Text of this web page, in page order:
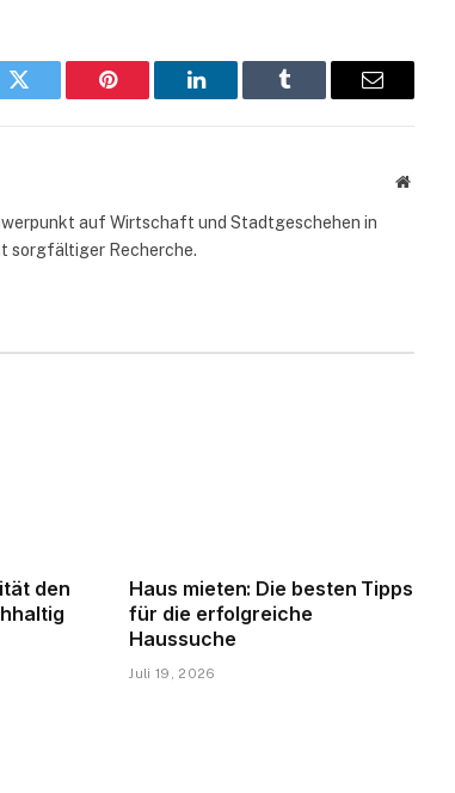
Twitter Pinterest LinkedIn Tumblr Email
Website
auf Wirtschaft und Stadtgeschehen in
sorgfältiger Recherche.
den
Haus mieten: Die besten Tipps
für die erfolgreiche
Haussuche
Juli 19, 2026